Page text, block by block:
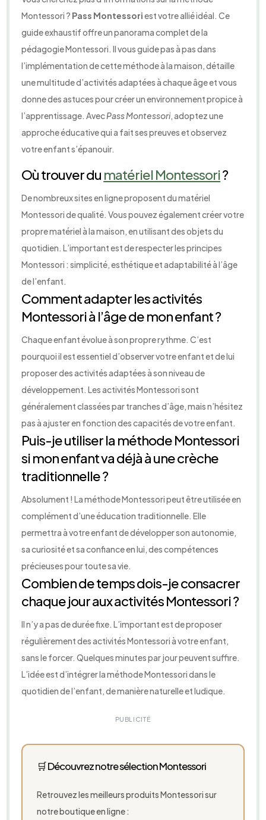
Montessori ? Pass Montessoriest votre allié idéal. Ce
guide exhaustif offre un panorama complet de la
pédagogie Montessori. Il vous guide pas à pas dans
l’implémentation de cette méthode à la maison, détaille
une multitude d’activités adaptées à chaque âge et vous
donne des astuces pour créer un environnement propice à
l’apprentissage. AvecPass Montessori, adoptez une
approche éducative qui a fait ses preuves et observez
votre enfant s’épanouir.
Où trouver du matériel Montessori?
De nombreux sites en ligne proposent du matériel
Montessori de qualité. Vous pouvez également créer votre
propre matériel à la maison, en utilisant des objets du
quotidien. L’important est de respecter les principes
Montessori : simplicité, esthétique et adaptabilité à l’âge
de l’enfant.
Comment adapter les activités
Montessori à l’âge de mon enfant ?
Chaque enfant évolue à son propre rythme. C’est
pourquoi il est essentiel d’observer votre enfant et de lui
proposer des activités adaptées à son niveau de
développement. Les activités Montessori sont
généralement classées par tranches d’âge, mais n’hésitez
pas à ajuster en fonction des capacités de votre enfant.
Puis-je utiliser la méthode Montessori
si mon enfant va déjà à une crèche
traditionnelle ?
Absolument ! La méthode Montessori peut être utilisée en
complément d’une éducation traditionnelle. Elle
permettra à votre enfant de développer son autonomie,
sa curiosité et sa confiance en lui, des compétences
précieuses pour toute sa vie.
Combien de temps dois-je consacrer
chaque jour aux activités Montessori ?
Il n’y a pas de durée fixe. L’important est de proposer
régulièrement des activités Montessori à votre enfant,
sans le forcer. Quelques minutes par jour peuvent suffire.
L’idée est d’intégrer la méthode Montessori dans le
quotidien de l’enfant, de manière naturelle et ludique.
PUBLICITÉ
🛒 Découvrez notre sélection Montessori
Retrouvez les meilleurs produits Montessori sur
notre boutique en ligne :